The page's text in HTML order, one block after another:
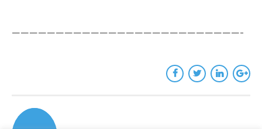
——————————————————————————-